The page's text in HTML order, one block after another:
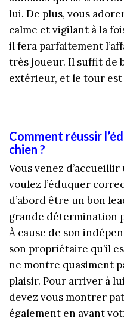
lui. De plus, vous
calme et vigilant à la
il fera parfaitement
très joueur. Il suffit de
extérieur, et le tour est
Comment réussir
chien ?
Vous venez
voulez l’éduquer
d’abord être un bon
grande détermination
À cause de son
son propriétaire qu’il
ne montre quasiment
plaisir. Pour arriver à
devez vous montrer
également en avant